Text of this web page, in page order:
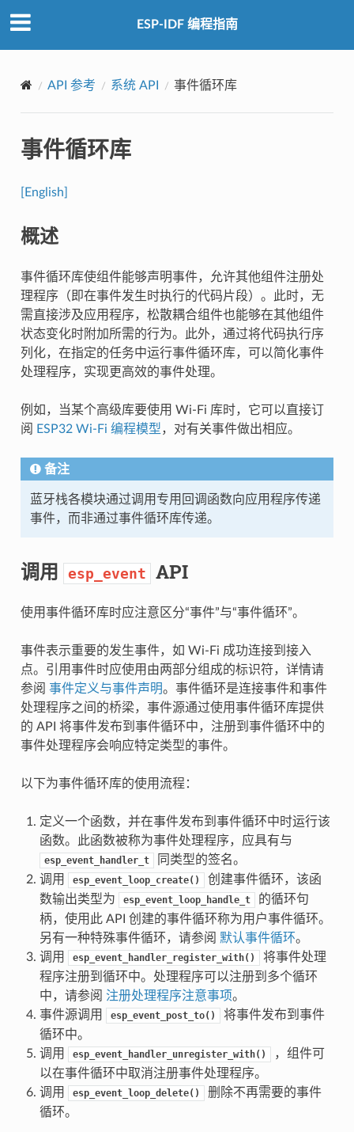
ESP-IDF 编程指南
API 参考 系统 API 事件循环库
事件循环库
[English]
概述
事件循环库使组件能够声明事件，允许其他组件注册处
理程序（即在事件发生时执行的代码片段）。此时，无
需直接涉及应用程序，松散耦合组件也能够在其他组件
状态变化时附加所需的行为。此外，通过将代码执行序
列化，在指定的任务中运行事件循环库，可以简化事件
处理程序，实现更高效的事件处理。
例如，当某个高级库要使用 Wi-Fi 库时，它可以直接订
阅
ESP32 Wi-Fi 编程模型，对有关事件做出相应。
备注
蓝牙栈各模块通过调用专用回调函数向应用程序传递
事件，而非通过事件循环库传递。
调用 esp_event API
使用事件循环库时应注意区分“事件”与“事件循环”。
事件表示重要的发生事件，如 Wi-Fi 成功连接到接入
点。引用事件时应使用由两部分组成的标识符，详情请
参阅 事件定义与事件声明。事件循环是连接事件和事件
处理程序之间的桥梁，事件源通过使用事件循环库提供
的 API 将事件发布到事件循环中，注册到事件循环中的
事件处理程序会响应特定类型的事件。
以下为事件循环库的使用流程：
定义一个函数，并在事件发布到事件循环中时运行该
函数。此函数被称为事件处理程序，应具有与
esp_event_handler_t
同类型的签名。
调用
esp_event_loop_create()
创建事件循环，该函
数输出类型为
esp_event_loop_handle_t
的循环句
柄，使用此 API 创建的事件循环称为用户事件循环。
另有一种特殊事件循环，请参阅 默认事件循环。
调用
esp_event_handler_register_with()
将事件处理
程序注册到循环中。处理程序可以注册到多个循环
中，请参阅 注册处理程序注意事项。
事件源调用
esp_event_post_to()
将事件发布到事件
循环中。
调用
esp_event_handler_unregister_with()
，组件可
以在事件循环中取消注册事件处理程序。
调用
esp_event_loop_delete()
删除不再需要的事件
循环。